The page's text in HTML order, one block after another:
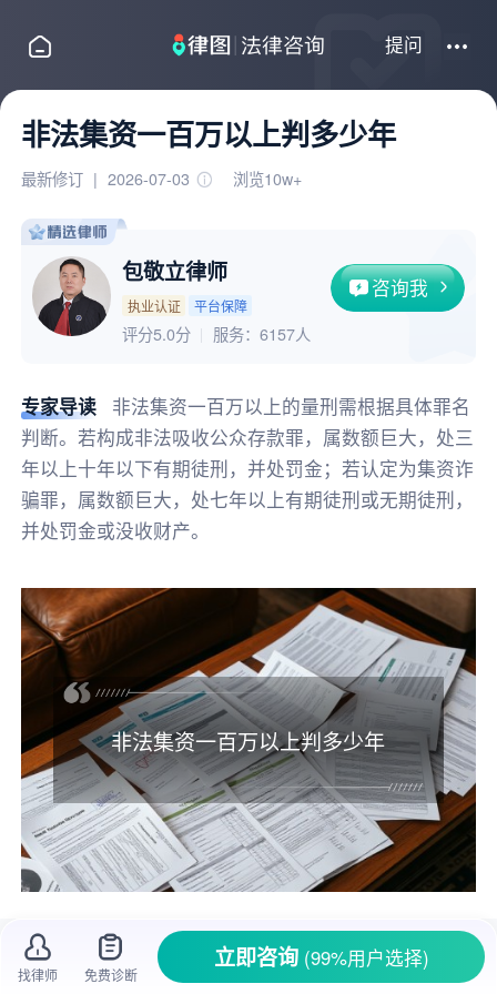
提问
非法集资一百万以上判多少年
最新修订 | 2026-07-03 浏览10w+
包敬立律师
执业认证 平台保障
咨询我
评分5.0分 服务： 6157人
专家导读
非法集资一百万以上的量刑需根据具体罪名
判断。若构成非法吸收公众存款罪，属数额巨大，处三
年以上十年以下有期徒刑，并处罚金；若认定为集资诈
骗罪，属数额巨大，处七年以上有期徒刑或无期徒刑，
并处罚金或没收财产。
非法集资一百万以上判多少年
在经济生活中，非法集资是个很让人头疼的
事儿。不少人因为非法集资血本无归，生活陷入
找律师 免费诊断
立即咨询 (99%用户选择)